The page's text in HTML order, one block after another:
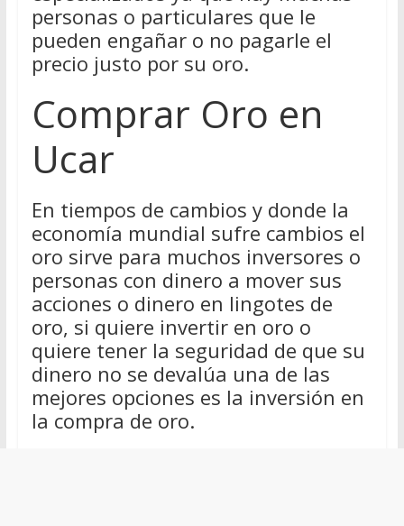
personas o particulares que le
pueden engañar o no pagarle el
precio justo por su oro.
Comprar Oro en
Ucar
En tiempos de cambios y donde la
economía mundial sufre cambios el
oro sirve para muchos inversores o
personas con dinero a mover sus
acciones o dinero en lingotes de
oro, si quiere invertir en oro o
quiere tener la seguridad de que su
dinero no se devalúa una de las
mejores opciones es la inversión en
la compra de oro.